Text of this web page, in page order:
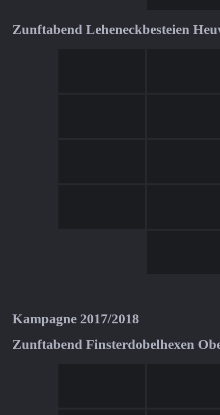
Zunftabend Leheneckbesteien
Kampagne 2017/2018
Zunftabend Finsterdobelhexen